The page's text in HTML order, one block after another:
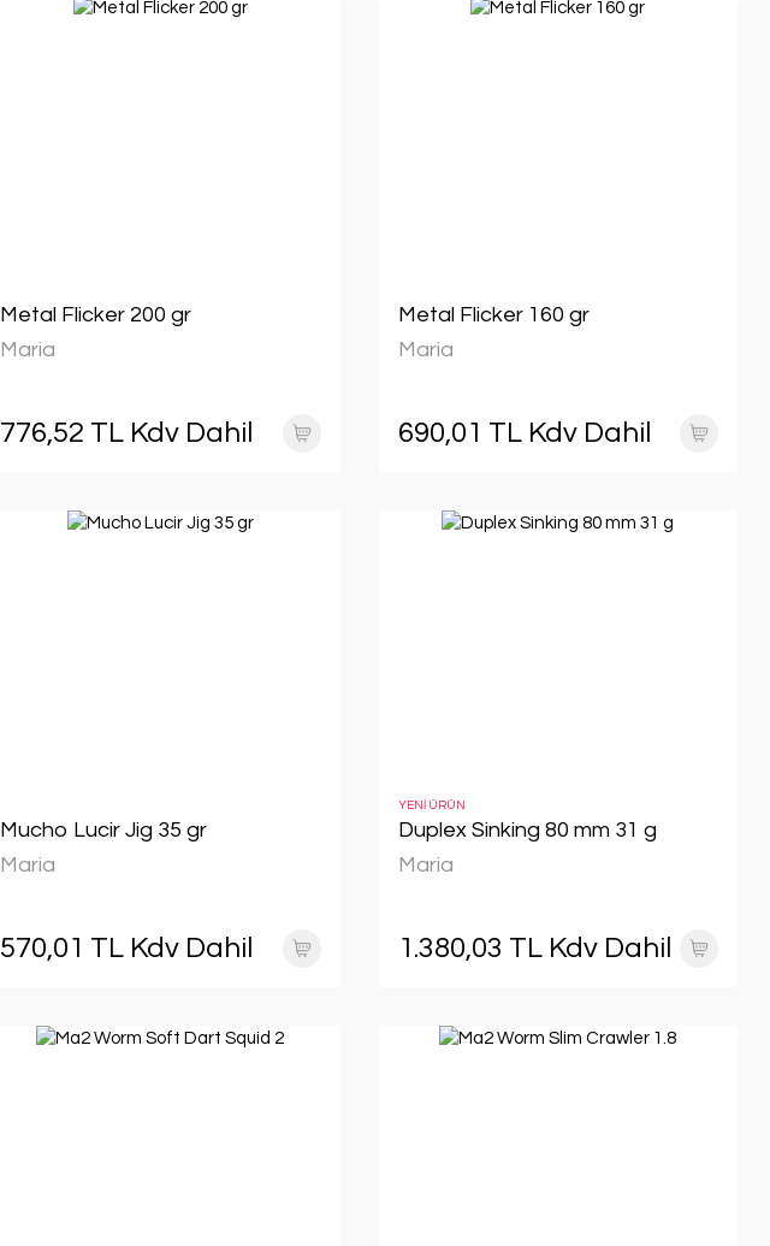
Metal Flicker 200 gr
Maria
776,52 TL Kdv Dahil
Metal Flicker 160 gr
Maria
690,01 TL Kdv Dahil
Mucho Lucir Jig 35 gr
Maria
570,01 TL Kdv Dahil
YENİ ÜRÜN
Duplex Sinking 80 mm 31 g
Maria
1.380,03 TL Kdv Dahil